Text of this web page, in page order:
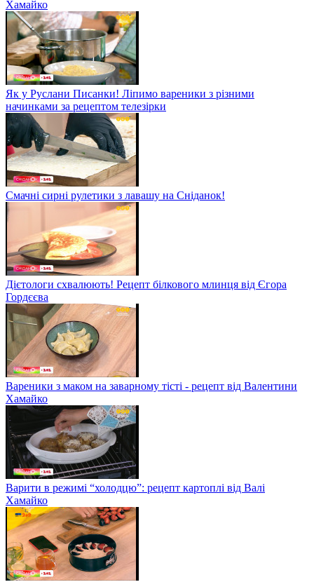
Хамайко
Як у Руслани Писанки! Ліпимо вареники з різними
начинками за рецептом телезірки
Смачні сирні рулетики з лавашу на Сніданок!
Дієтологи схвалюють! Рецепт білкового млинця від Єгора
Гордєєва
Вареники з маком на заварному тісті - рецепт від Валентини
Хамайко
Варити в режимі “холодцю”: рецепт картоплі від Валі
Хамайко